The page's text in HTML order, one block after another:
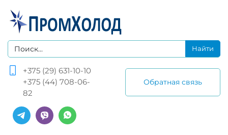
+375 (29) 631-10-10
+375 (44) 708-06-
82
Обратная связь